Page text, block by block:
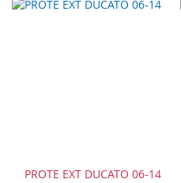
PROTE EXT DUCATO 06-14